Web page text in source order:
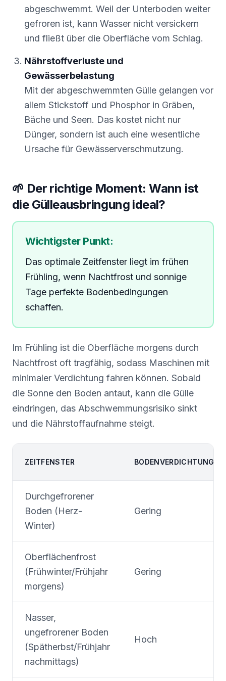
abgeschwemmt. Weil der Unterboden weiter
gefroren ist, kann Wasser nicht versickern
und fließt über die Oberfläche vom Schlag.
Nährstoffverluste und
Gewässerbelastung
Mit der abgeschwemmten Gülle gelangen vor
allem Stickstoff und Phosphor in Gräben,
Bäche und Seen. Das kostet nicht nur
Dünger, sondern ist auch eine wesentliche
Ursache für Gewässerverschmutzung.
🌱 Der richtige Moment: Wann ist
die Gülleausbringung ideal?
Wichtigster Punkt:
Das optimale Zeitfenster liegt im frühen
Frühling, wenn Nachtfrost und sonnige
Tage perfekte Bodenbedingungen
schaffen.
Im Frühling ist die Oberfläche morgens durch
Nachtfrost oft tragfähig, sodass Maschinen mit
minimaler Verdichtung fahren können. Sobald
die Sonne den Boden antaut, kann die Gülle
eindringen, das Abschwemmungsrisiko sinkt
und die Nährstoffaufnahme steigt.
ZEITFENSTER
Durchgefrorener
Boden (Herz-
Winter)
Gering
Oberflächenfrost
(Frühwinter/Frühjahr
morgens)
Gering
Nasser,
ungefrorener Boden
(Spätherbst/Frühjahr
nachmittags)
Hoch